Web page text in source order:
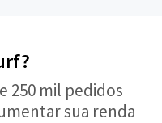
250 mil pedidos
sua renda